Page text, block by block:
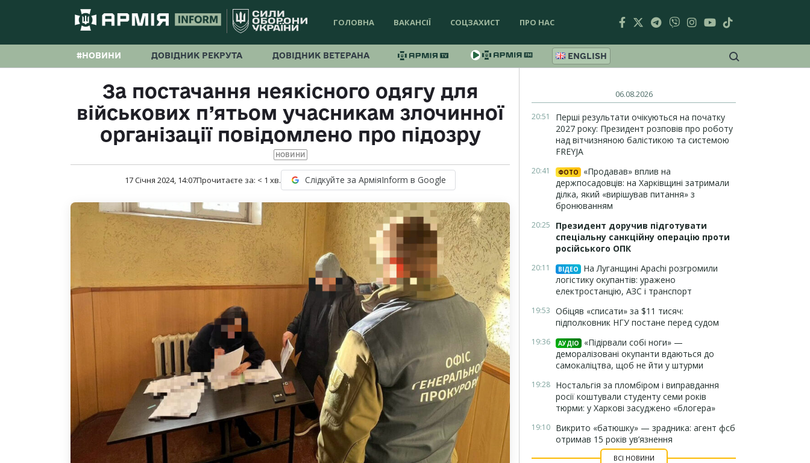
ГОЛОВНА ВАКАНСІЇ СОЦЗАХИСТ ПРО НАС
#НОВИНИ ДОВІДНИК РЕКРУТА ДОВІДНИК ВЕТЕРАНА ENGLISH
За постачання неякісного одягу для
військових п’ятьом учасникам злочинної
організації повідомлено про підозру
НОВИНИ
17 Січня 2024, 14:07Прочитаєте за: < 1 хв. Слідкуйте за АрміяInform в Google
06.08.2026
20:51
Перші результати очікуються на початку
2027 року: Президент розповів про роботу
над вітчизняною балістикою та системою
FREYJA
20:41 ФОТО
«Продавав» вплив на
держпосадовців: на Харківщині затримали
ділка, який «вирішував питання» з
бронюванням
20:25
Президент доручив підготувати
спеціальну санкційну операцію проти
російського ОПК
20:11 ВІДЕО
На Луганщині Apachi розгромили
логістику окупантів: уражено
електростанцію, АЗС і транспорт
19:53 Обіцяв «списати» за $11 тисяч:
підполковник НГУ постане перед судом
19:36 АУДІО
«Підірвали собі ноги» —
деморалізовані окупанти вдаються до
самокаліцтва, щоб не йти у штурми
19:28 Ностальгія за пломбіром і виправдання
росії коштували студенту семи років
тюрми: у Харкові засуджено «блогера»
19:10 Викрито «батюшку» — зрадника: агент фсб
отримав 15 років ув’язнення
ВСІ НОВИНИ